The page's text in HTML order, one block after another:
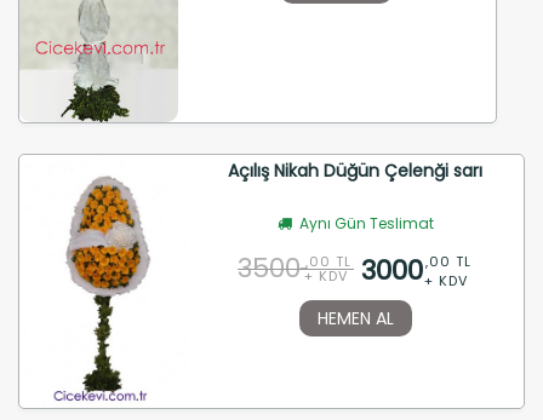
Açılış Nikah Düğün Çelenği sarı
Aynı Gün Teslimat
3500 ,00 TL
+ KDV 3000,00 TL
+ KDV
HEMEN AL